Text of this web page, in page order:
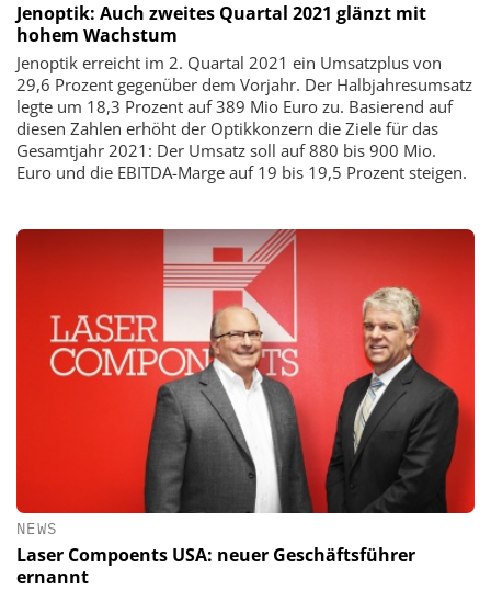
Jenoptik: Auch zweites Quartal 2021 glänzt mit
hohem Wachstum
Jenoptik erreicht im 2. Quartal 2021 ein Umsatzplus von
29,6 Prozent gegenüber dem Vorjahr. Der Halbjahresumsatz
legte um 18,3 Prozent auf 389 Mio Euro zu. Basierend auf
diesen Zahlen erhöht der Optikkonzern die Ziele für das
Gesamtjahr 2021: Der Umsatz soll auf 880 bis 900 Mio.
Euro und die EBITDA-Marge auf 19 bis 19,5 Prozent steigen.
NEWS
Laser Compoents USA: neuer Geschäftsführer
ernannt